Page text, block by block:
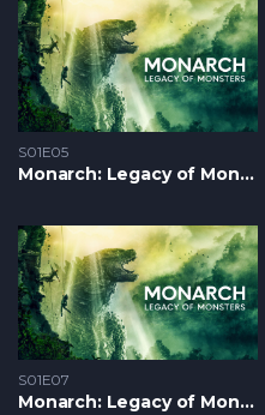
S01E05
Monarch: Legacy of Monsters S1 – Epizoda 05
S01E07
Monarch: Legacy of Monsters S1 – Epizoda 07